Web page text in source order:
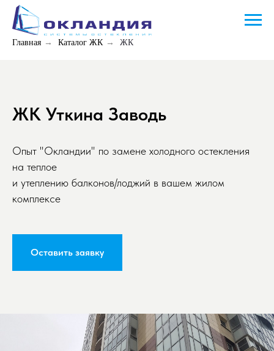
Главная → Каталог ЖК → ЖК
ЖК Уткина Заводь
Опыт "Окландии" по замене холодного остекления
на теплое
и утеплению балконов/лоджий в вашем жилом
комплексе
Оставить заявку